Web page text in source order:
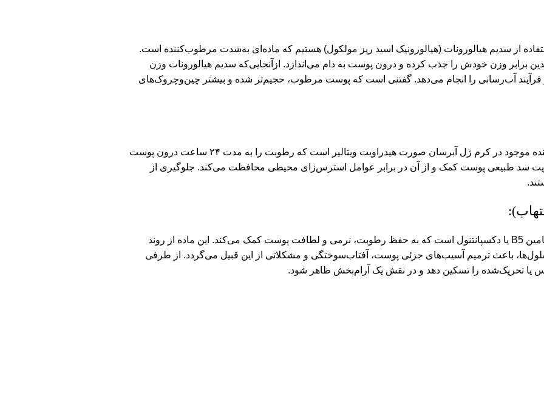
از سدیم هیالورونات (هیالورونیک اسید ریز مولکول) هستیم که ماده‌ای به‌شدت مرطوب‌کننده است.
برابر وزن خودش را جذب کرده و درون پوست به دام می‌اندازد. ازآنجایی‌که سدیم هیالورونات وزن
فرآیند آب‌رسانی را انجام می‌دهد. گفتنی است که پوست مرطوب، حجیم‌تر شده و بیشتر چین‌وچروک‌های
مویست-۲۴ (Moist 24) که منشأ گیاهی دارد، دیگر ماده مرطوب‌کننده موجود در کرم ژل آبرسان صورت هیدراویت ویتالیر است که رطوبت را به مدت ۲۴ ساعت درون پوست
سد طبیعی پوست کمک و از آن در برابر عوامل استرس‌زای محیطی محافظت می‌کند. جلوگیری از
کرم ژل آبرسان صورت هیدراویت ویتالیر حاوی مقادیری از پرو ویتامین B5 یا دکسپانتنول است که به حفظ رطوبت، نرمی و لطافت پوست کمک می‌کند. این ماده از روند
باعث ترمیم آسیب‌های جزئی پوست، آفتاب‌سوختگی و مشکلاتی از این قبیل می‌گردد. از طرفی
یا تحریک‌شده را تسکین دهد و در نقش یک آرام‌بخش ظاهر شود.